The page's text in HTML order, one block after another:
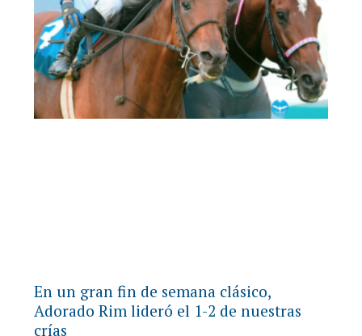
En un gran fin de semana clásico,
Adorado Rim lideró el 1-2 de nuestras
crías